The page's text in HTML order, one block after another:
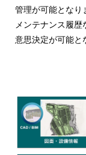
管理が可能となり
メンテナンス履
意思決定が可能と